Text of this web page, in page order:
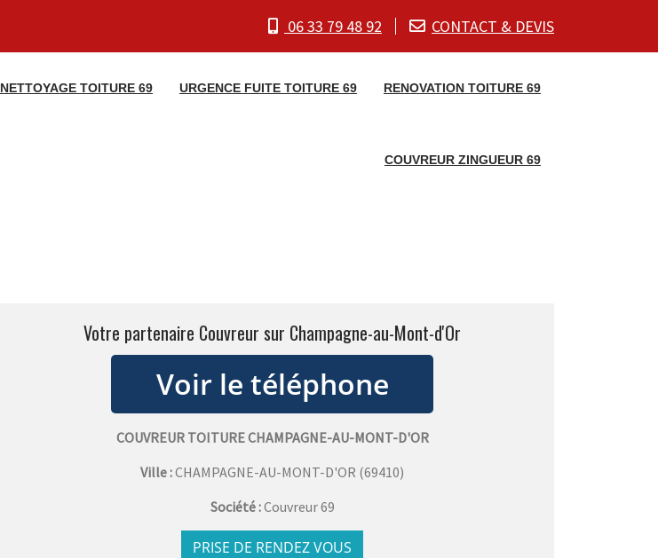
06 33 79 48 92 CONTACT & DEVIS
NETTOYAGE TOITURE 69 URGENCE FUITE TOITURE 69 RENOVATION TOITURE 69
COUVREUR ZINGUEUR 69
Votre partenaire Couvreur sur Champagne-au-Mont-d'Or
COUVREUR TOITURE CHAMPAGNE-AU-MONT-D'OR
Ville :CHAMPAGNE-AU-MONT-D'OR (69410)
Société :Couvreur 69
PRISE DE RENDEZ VOUS